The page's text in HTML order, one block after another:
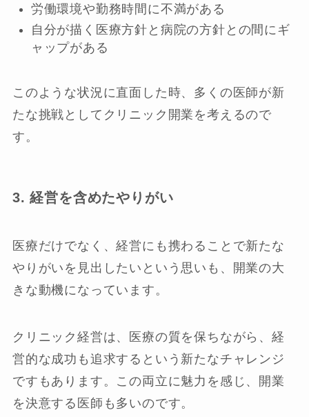
労働環境や勤務時間に不満がある
自分が描く医療方針と病院の方針との間にギ
ャップがある
このような状況に直面した時、多くの医師が新
たな挑戦としてクリニック開業を考えるので
す。
3. 経営を含めたやりがい
医療だけでなく、経営にも携わることで新たな
やりがいを見出したいという思いも、開業の大
きな動機になっています。
クリニック経営は、医療の質を保ちながら、経
営的な成功も追求するという新たなチャレンジ
ですもあります。この両立に魅力を感じ、開業
を決意する医師も多いのです。